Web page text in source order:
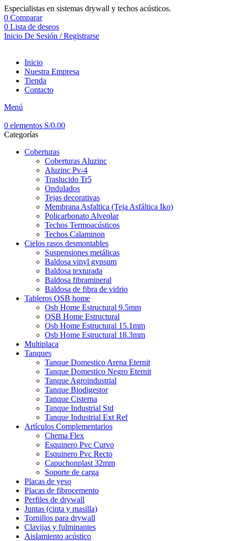
Especialistas en sistemas drywall y techos acústicos.
0 Comparar
0 Lista de deseos
Inicio De Sesión / Registrarse
Inicio
Nuestra Empresa
Tienda
Contacto
Menú
0 elementos S/0.00
Categorías
Coberturas
Coberturas Aluzinc
Aluzinc Pv-4
Traslucido Tr5
Ondulados
Tejas decorativas
Membrana Asfaltica (Teja Asfáltica Iko)
Policarbonato Alveolar
Techos Termoacústicos
Techos Calaminon
Cielos rasos desmontables
Suspensiones metálicas
Baldosa vinyl gypsum
Baldosa texturada
Baldosa fibramineral
Baldosa de fibra de vidrio
Tableros OSB home
Osb Home Estructural 9.5mm
OSB Home Estructural
Osb Home Estructural 15.1mm
Osb Home Estructural 18.3mm
Multiplaca
Tanques
Tanque Domestico Arena Eternit
Tanque Domestico Negro Eternit
Tanque Agroindustrial
Tanque Biodigestor
Tanque Cisterna
Tanque Industrial Std
Tanque Industrial Ext Ref
Artículos Complementarios
Chema Flex
Esquinero Pvc Curvo
Esquinero Pvc Recto
Capuchonplast 32mm
Soporte de carga
Placas de yeso
Placas de fibrocemento
Perfiles de drywall
Juntas (cinta y masilla)
Tornillos para drywall
Clavijas y fulminantes
Aislamiento acústico